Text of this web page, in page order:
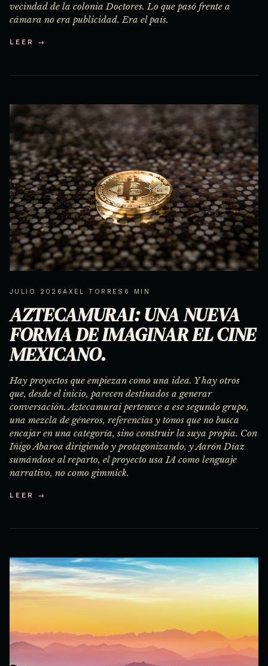
vecindad de la colonia Doctores. Lo que pasó frente a
cámara no era publicidad. Era el país.
LEER →
JULIO 2026AXEL TORRES 6 MIN
AZTECAMURAI: UNA NUEVA
FORMA DE IMAGINAR EL CINE
MEXICANO.
Hay proyectos que empiezan como una idea. Y hay otros
que, desde el inicio, parecen destinados a generar
conversación. Aztecamurai pertenece a ese segundo grupo,
una mezcla de géneros, referencias y tonos que no busca
encajar en una categoría, sino construir la suya propia. Con
Iñigo Abaroa dirigiendo y protagonizando, y Aarón Díaz
sumándose al reparto, el proyecto usa IA como lenguaje
narrativo, no como gimmick.
LEER →